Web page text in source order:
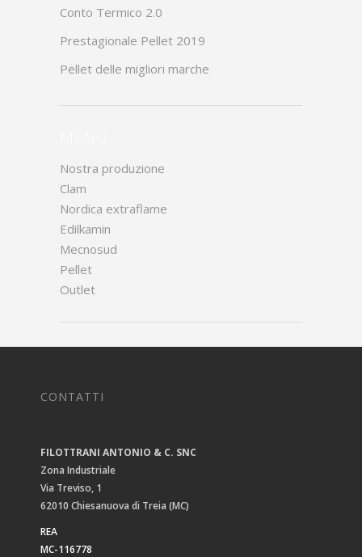
Conto Termico 2.0
Prestagionale Pellet 2019
Pellet delle migliori marche
Nostra produzione
Clam
Nordica extraflame
Edilkamin
Mecnosud
Pellet
Outlet
CONTATTI
FILOTTRANI ANTONIO & C. SNC
Zona Industriale
Via Treviso, 1
62010 Chiesanuova di Treia (MC)
REA
MC-116778